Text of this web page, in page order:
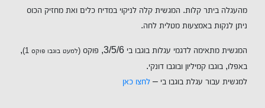
מהעגלה ביתר קלות. המגשית קלה לניקוי במדיח כלים ואת מחזיק הכוס
ניתן לנקות באמצעות מטלית לחה.
המגשית מתאימה לדגמי עגלות בוגבו בי 3/5/6, פוקס (למעט בוגבו פוקס 1)
,
באפלו, בוגבו קמיליון ובוגבו דונקי.
למגשית עבור עגלת בוגבו בי – לחצו כאן